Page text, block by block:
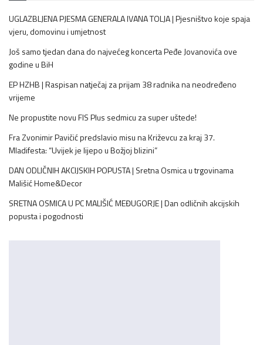
UGLAZBLJENA PJESMA GENERALA IVANA TOLJA | Pjesništvo koje spaja
vjeru, domovinu i umjetnost
Još samo tjedan dana do najvećeg koncerta Peđe Jovanovića ove
godine u BiH
EP HZHB | Raspisan natječaj za prijam 38 radnika na neodređeno
vrijeme
Ne propustite novu FIS Plus sedmicu za super uštede!
Fra Zvonimir Pavičić predslavio misu na Križevcu za kraj 37.
Mladifesta: “Uvijek je lijepo u Božjoj blizini”
DAN ODLIČNIH AKCIJSKIH POPUSTA | Sretna Osmica u trgovinama
Mališić Home&Decor
SRETNA OSMICA U PC MALIŠIĆ MEĐUGORJE | Dan odličnih akcijskih
popusta i pogodnosti